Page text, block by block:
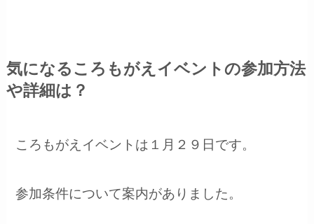
気になるころもがえイベントの参加方法
や詳細は？
ころもがえイベントは１月２９日です。
参加条件について案内がありました。